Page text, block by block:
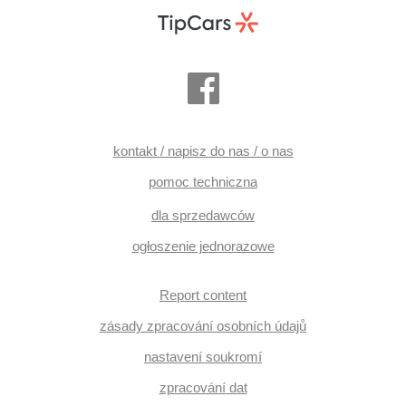
kontakt / napisz do nas / o nas
pomoc techniczna
dla sprzedawców
ogłoszenie jednorazowe
Report content
zásady zpracování osobních údajů
nastavení soukromí
zpracování dat